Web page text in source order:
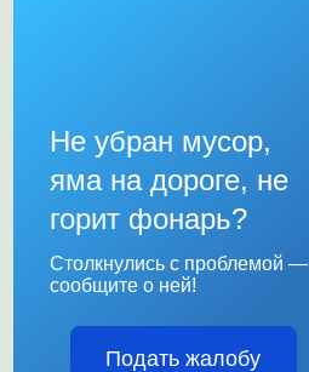
Не убран мусор,
яма на дороге, не
горит фонарь?
Столкнулись с проблемой —
сообщите о ней!
Подать жалобу